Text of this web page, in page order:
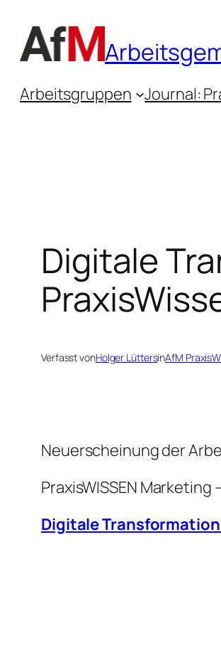
Inhalt
springen
Arbeitsgruppen Journal:
Digitale
Verfasst vonHolger LüttersinAfM
Neuerscheinung der
PraxisWISSEN Marketing
Digitale